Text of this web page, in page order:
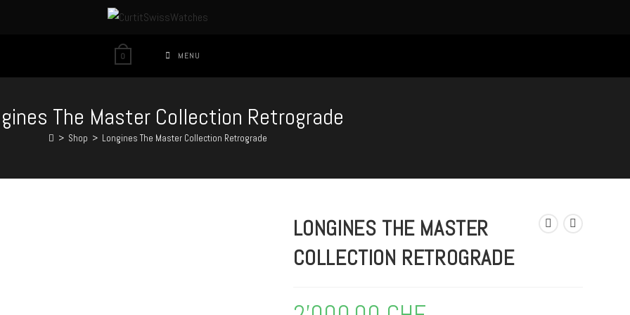
0 MENU
The Master Collection Retrograde
> Shop > Longines The Master Collection Retrograde
LONGINES THE MASTER
COLLECTION RETROGRADE